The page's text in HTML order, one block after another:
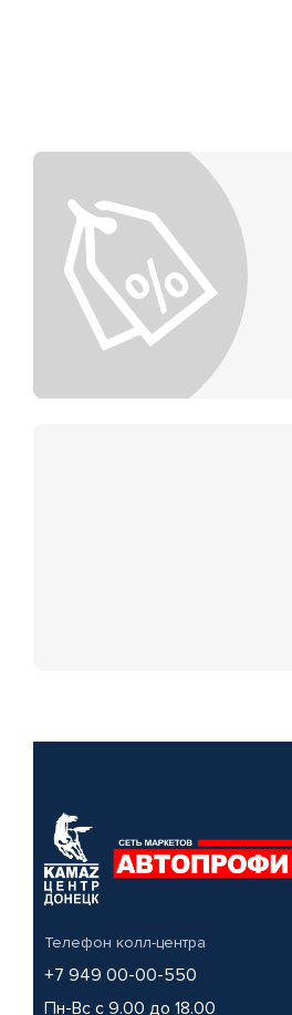
Телефон колл-центра
+7 949 00-00-550
Пн-Вс с 9.00 до 18.00